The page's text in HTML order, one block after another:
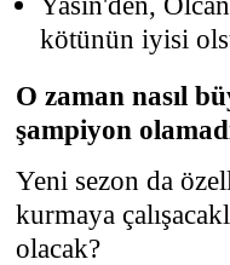
kötünün iyisi
O zaman nasıl
şampiyon
Yeni sezon da
kurmaya
olacak?